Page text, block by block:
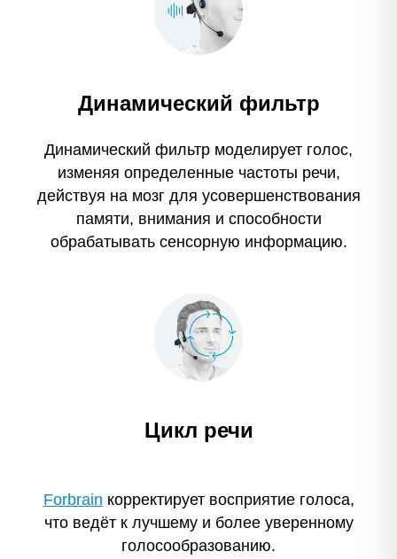
Динамический фильтр
Динамический фильтр моделирует голос,
изменяя определенные частоты речи,
действуя на мозг для усовершенствования
памяти, внимания и способности
обрабатывать сенсорную информацию.
Цикл речи
Forbrain корректирует восприятие голоса,
что ведёт к лучшему и более уверенному
голосообразованию.